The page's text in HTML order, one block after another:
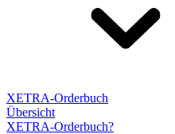
XETRA-Orderbuch
Übersicht
XETRA-Orderbuch?